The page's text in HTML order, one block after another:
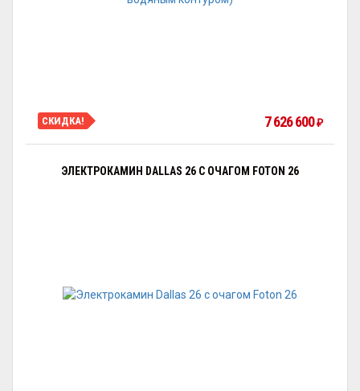
СКИДКА! 7 626 600 ₽
ЭЛЕКТРОКАМИН DALLAS 26 С ОЧАГОМ FOTON 26